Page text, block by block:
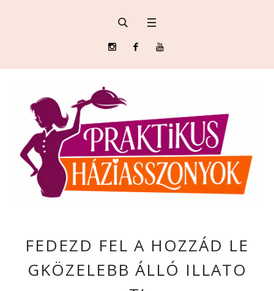
FEDEZD FEL A HOZZÁD LE
GKÖZELEBB ÁLLÓ ILLATO